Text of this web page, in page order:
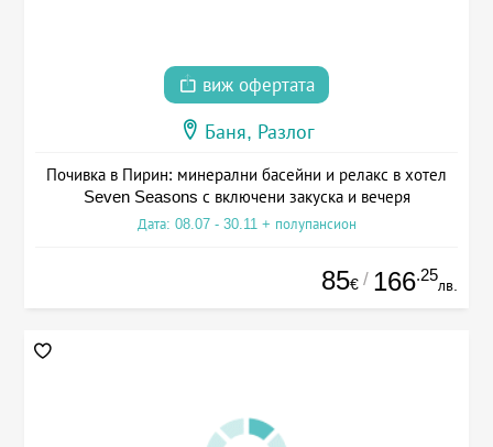
виж офертата
Баня, Разлог
Почивка в Пирин: минерални басейни и релакс в хотел
Seven Seasons с включени закуска и вечеря
Дата: 08.07 - 30.11 + полупансион
85€ / 166.25
лв.